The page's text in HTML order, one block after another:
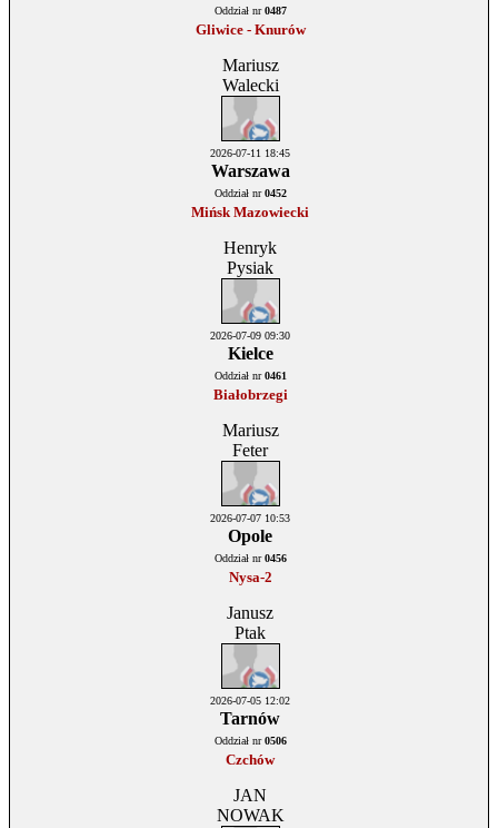
Oddział nr0487
Gliwice - Knurów
Mariusz
Walecki
2026-07-11 18:45
Warszawa
Oddział nr0452
Mińsk Mazowiecki
Henryk
Pysiak
2026-07-09 09:30
Kielce
Oddział nr0461
Białobrzegi
Mariusz
Feter
2026-07-07 10:53
Opole
Oddział nr0456
Nysa-2
Janusz
Ptak
2026-07-05 12:02
Tarnów
Oddział nr0506
Czchów
JAN
NOWAK